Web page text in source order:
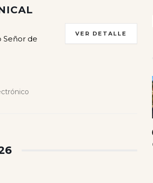
Señor de
VER DETALLE